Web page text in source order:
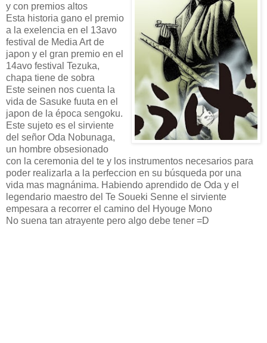
y con premios altos
Esta historia gano el premio
a la exelencia en el 13avo
festival de Media Art de
japon y el gran premio en el
14avo festival Tezuka,
chapa tiene de sobra
Este seinen nos cuenta la
vida de Sasuke fuuta en el
japon de la época sengoku.
Este sujeto es el sirviente
del señor Oda Nobunaga,
un hombre obsesionado
con la ceremonia del te y los instrumentos necesarios para
poder realizarla a la perfeccion en su búsqueda por una
vida mas magnánima. Habiendo aprendido de Oda y el
legendario maestro del Te Soueki Senne el sirviente
empesara a recorrer el camino del Hyouge Mono
No suena tan atrayente pero algo debe tener =D